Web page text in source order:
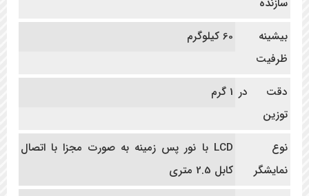
بیشینه
ظرفیت
60 کیلوگرم
دقت در
توزین
1 گرم
نوع
نمایشگر
LCD با نور پس زمینه به صورت مجزا با اتصال
کابل 2.5 متری